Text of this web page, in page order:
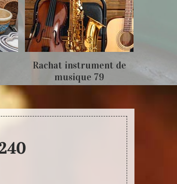
Rachat instrument de
musique 79